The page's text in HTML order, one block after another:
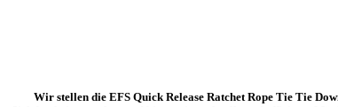
Wir stellen die EFS Quick Release Ratchet Rope Tie Tie